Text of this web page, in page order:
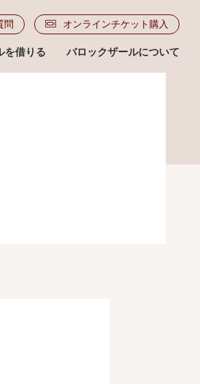
問 オンラインチケット購入
を借りる バロックザールについて